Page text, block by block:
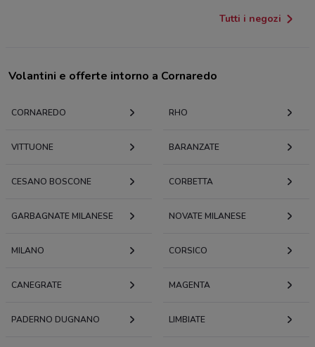
Tutti i negozi
Volantini e offerte intorno a Cornaredo
CORNAREDO RHO
VITTUONE BARANZATE
CESANO BOSCONE CORBETTA
GARBAGNATE MILANESE NOVATE MILANESE
MILANO CORSICO
CANEGRATE MAGENTA
PADERNO DUGNANO LIMBIATE